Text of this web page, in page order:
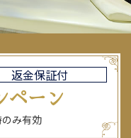
返金保証付
ペーン
み有効